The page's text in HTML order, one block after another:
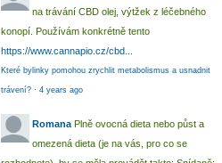
na trávání CBD olej, výtžek z léčebného
konopí. Používám konkrétně tento
https://www.cannapio.cz/cbd...
Které bylinky pomohou zrychlit metabolismus a usnadnit
trávení? · 4 years ago
Romana Plně ovocná dieta nebo půst a
omezená dieta (je na vás, pro co se